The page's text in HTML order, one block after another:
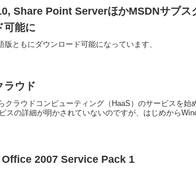
Share Point ServerほかMSDNサブス
可能に
版ともにダウンロード可能になっています、
ラウド
クラウドコンピューティング（HaaS）のサービスを
スの詳細が明かされていないのですが、はじめから
2007 Service Pack 1